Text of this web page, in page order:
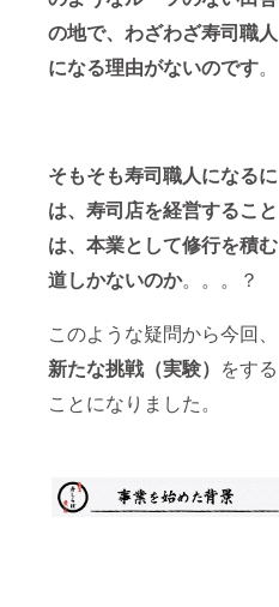
の地で、わざわざ寿司職人
になる理由がないのです。
そもそも寿司職人になるに
は、寿司店を経営すること
は、本業として修行を積む
道しかないのか。。。？
このような疑問から今回、
新たな挑戦（実験） をする
ことになりました。